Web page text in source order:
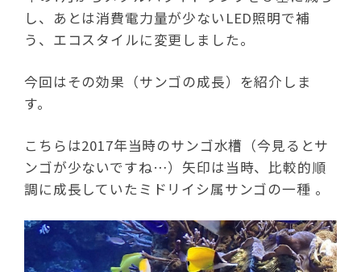
し、あとは消費電力量が少ないLED照明で補
う、エコスタイルに変更しました。
今回はその効果（サンゴの成長）を紹介しま
す。
こちらは2017年当時のサンゴ水槽（今見るとサ
ンゴが少ないですね…）矢印は当時、比較的順
調に成長していたミドリイシ属サンゴの一種 。